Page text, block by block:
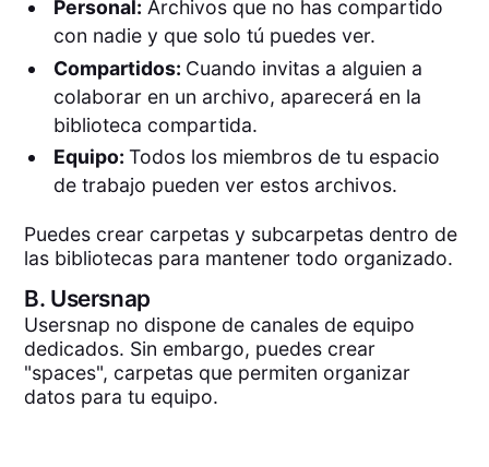
Personal: Archivos que no has compartido
con nadie y que solo tú puedes ver.
Compartidos: Cuando invitas a alguien a
colaborar en un archivo, aparecerá en la
biblioteca compartida.
Equipo: Todos los miembros de tu espacio
de trabajo pueden ver estos archivos.
Puedes crear carpetas y subcarpetas dentro de
las bibliotecas para mantener todo organizado.
B. Usersnap
Usersnap no dispone de canales de equipo
dedicados. Sin embargo, puedes crear
"spaces", carpetas que permiten organizar
datos para tu equipo.